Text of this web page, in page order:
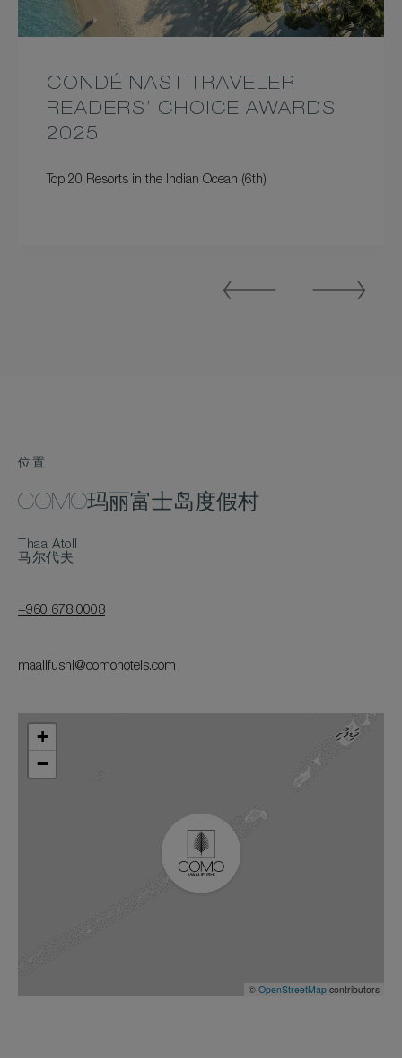
CONDÉ NAST TRAVELER
READERS’ CHOICE AWARDS
2025
Top 20 Resorts in the Indian Ocean (6th)
Previous
Next
位置
COMO玛丽富士岛度假村
Thaa Atoll
马尔代夫
+960 678 0008
maalifushi@comohotels.com
+
−
© OpenStreetMap contributors